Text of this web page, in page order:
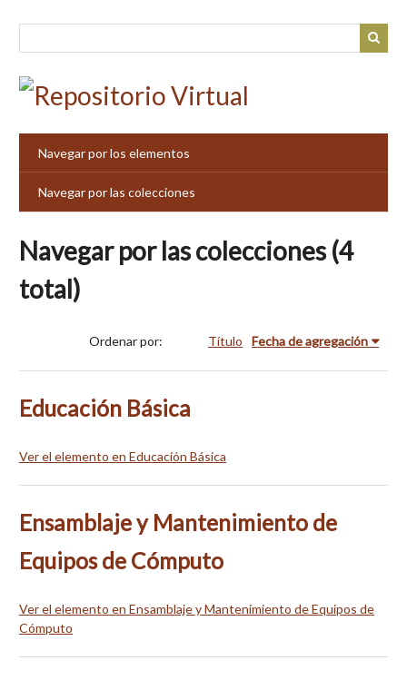
Navegar por los elementos
Navegar por las colecciones
Navegar por las colecciones (4
total)
Ordenar por: Título Fecha de agregación
Educación Básica
Ver el elemento en Educación Básica
Ensamblaje y Mantenimiento de
Equipos de Cómputo
Ver el elemento en Ensamblaje y Mantenimiento de Equipos de
Cómputo